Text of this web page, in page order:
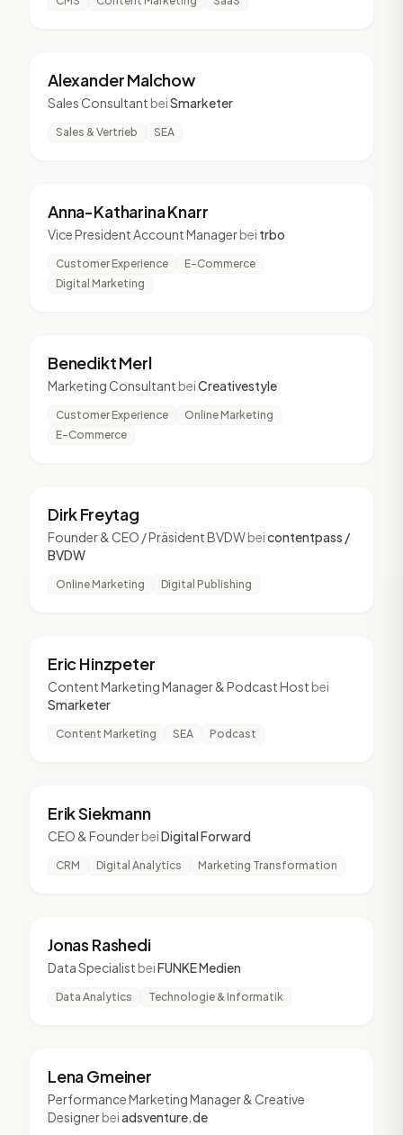
AM
Alexander Malchow
Sales Consultant beiSmarketer
Sales & Vertrieb SEA
AK
Anna-Katharina Knarr
Vice President Account Managerbei trbo
Customer Experience
E-Commerce
Digital Marketing
BM
Benedikt Merl
Marketing Consultant beiCreativestyle
Customer Experience
Online Marketing
E-Commerce
DF
Dirk Freytag
Founder & CEO / Präsident BVDWbeicontentpass /
BVDW
Online Marketing Digital Publishing
EH
Eric Hinzpeter
Content Marketing Manager & Podcast Host bei
Smarketer
Content Marketing SEA Podcast
ES
Erik Siekmann
CEO & FounderbeiDigital Forward
CRM Digital Analytics Marketing Transformation
JR
Jonas Rashedi
Data Specialist beiFUNKE Medien
Data Analytics Technologie & Informatik
LG
Lena Gmeiner
Performance Marketing Manager & Creative
Designerbeiadsventure.de